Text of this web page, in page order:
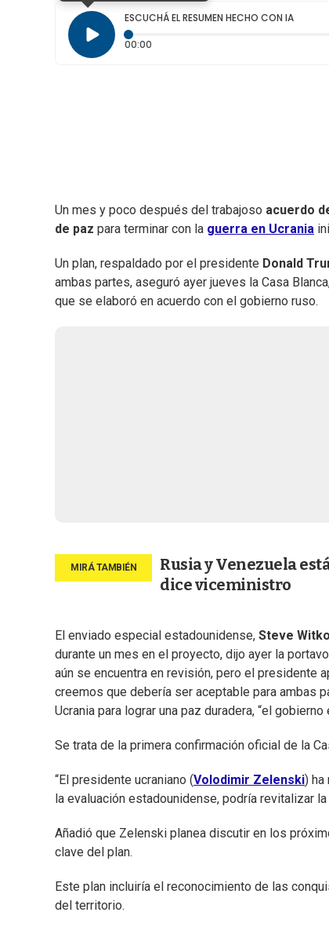
ESCUCHÁ EL RESUMEN HECHO CON IA
00:00
Un mes y poco después del trabajoso acuerdo
de paz para terminar con la guerra en Ucrania
Un plan, respaldado por el presidente Donald
ambas partes, aseguró ayer jueves la Casa
que se elaboró en acuerdo con el gobierno ruso.
Rusia y Venezuela
dice viceministro
El enviado especial estadounidense, Steve
durante un mes en el proyecto, dijo ayer la
aún se encuentra en revisión, pero el presidente
creemos que debería ser aceptable para ambas
Ucrania para lograr una paz duradera, “el
Se trata de la primera confirmación oficial de la
“El presidente ucraniano (Volodimir Zelenski) ha
la evaluación estadounidense, podría revitalizar la
Añadió que Zelenski planea discutir en los
clave del plan.
Este plan incluiría el reconocimiento de las
del territorio.